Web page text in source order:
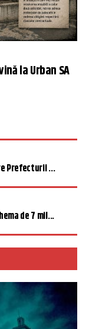
la Urban SA
Prefecturii ...
de 7 mil...